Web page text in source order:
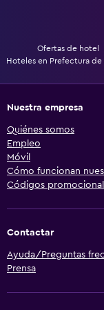
Ofertas de hotel
Hoteles en Prefectura de
Nuestra empresa
Quiénes somos
Empleo
Móvil
Cómo funcionan
Códigos
Contactar
Ayuda/Preguntas
Prensa